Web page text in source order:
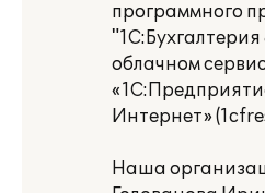
программного
облачном
Интернет»
Наша